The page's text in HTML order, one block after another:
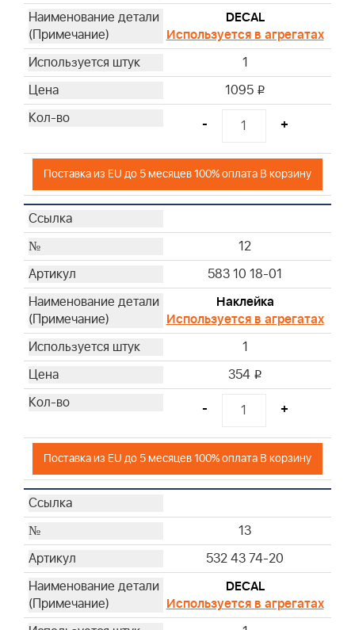
DECAL
Используется в агрегатах
1
1095 i
- +
Поставка из EU до 5 месяцев 100% оплата В корзину
12
583 10 18-01
Наклейка
Используется в агрегатах
1
354 i
- +
Поставка из EU до 5 месяцев 100% оплата В корзину
13
532 43 74-20
DECAL
Используется в агрегатах